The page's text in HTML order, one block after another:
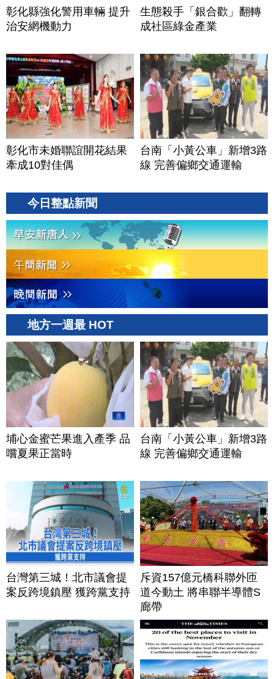
彰化縣強化警用車輛 提升
治安網機動力
生態殺手「銀合歡」翻轉
成社區綠金產業
彰化市未婚聯誼開花結果
牽成10對佳偶
台南「小黃公車」新增3路
線 完善偏鄉交通運輸
今日整點新聞
地方一週最 HOT
埔心金蜜芒果進入產季 品
嚐夏果正當時
台南「小黃公車」新增3路
線 完善偏鄉交通運輸
台灣第三城！北市議會提
案反跨境鎮壓 獲跨黨支持
斥資157億元橋科聯外匝
道今動土 將串聯半導體S
廊帶